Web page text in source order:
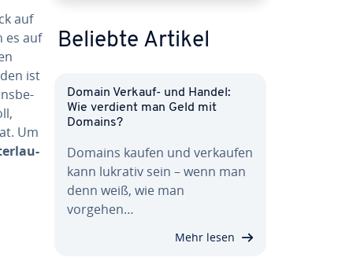
auf
es auf
ist
Um
Beliebte Artikel
Domain Verkauf- und Handel:
Wie verdient man Geld mit
Domains?
Domains kaufen und verkaufen
kann lukrativ sein – wenn man
denn weiß, wie man
vorgehen…
Mehr lesen